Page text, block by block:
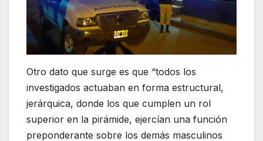
Otro dato que surge es que “todos los
investigados actuaban en forma estructural,
jerárquica, donde los que cumplen un rol
superior en la pirámide, ejercían una función
preponderante sobre los demás masculinos